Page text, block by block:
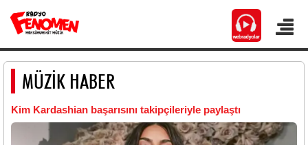
MÜZİK HABER
Kim Kardashian başarısını takipçileriyle paylaştı